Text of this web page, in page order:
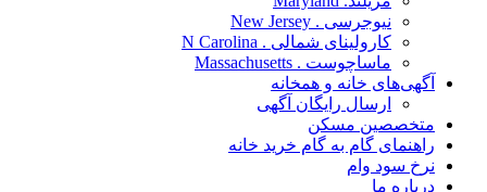
نیوجرسی . New Jersey
کارولینای شمالی . N Carolina
ماساچوست . Massachusetts
آگهی‌های خانه و همخانه
ارسال رایگان آگهی
متخصصین مسکن
راهنمای گام به گام خرید خانه
نرخ سود وام
درباره ما